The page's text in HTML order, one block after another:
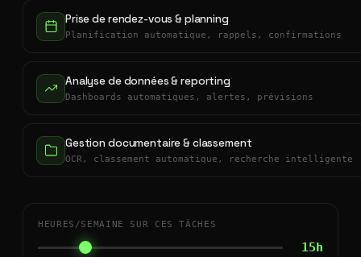
Prise de rendez-vous & planning
Planification automatique, rappels, confirmations
Analyse de données & reporting
Dashboards automatiques, alertes, prévisions
Gestion documentaire & classement
OCR, classement automatique, recherche intelligente
HEURES/SEMAINE SUR CES TÂCHES
15h